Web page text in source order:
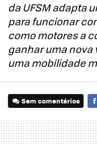
da UFSM adapta
para funcionar
como motores a
ganhar uma nova
uma mobilidade
Sem comentários